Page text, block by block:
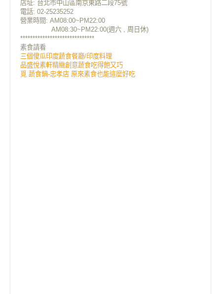
店址: 台北市中山區南京東路二段75號
電話: 02-25235252
營業時間: AM08:00~PM22:00
AM08:30~PM22:00(週六 , 周日休)
******************************
素食請看
三個傻瓜印度蔬食餐廳/印度料理
品盛悅素軒精緻創意蔬食吃得飽又巧
覓 蔬食鍋-忠孝店 原來素食也能這麼好吃